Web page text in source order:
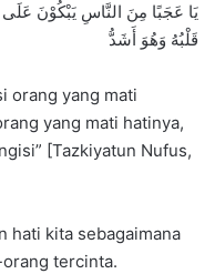
يَا عَجَبًا مِنَ النَّاسِ يَبْكُوْنَ
قَلْبُهُ وَهُوَ أَشَدُّ
orang yang mati
yang mati hatinya,
[Tazkiyatun Nufus,
hati kita sebagaimana
tercinta.